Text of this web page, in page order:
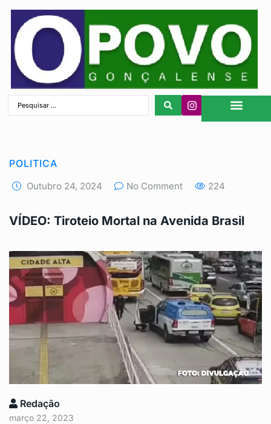
POLITICA
Outubro 24, 2024 No Comment 224
VÍDEO: Tiroteio Mortal na Avenida Brasil
Redação
março 22, 2023